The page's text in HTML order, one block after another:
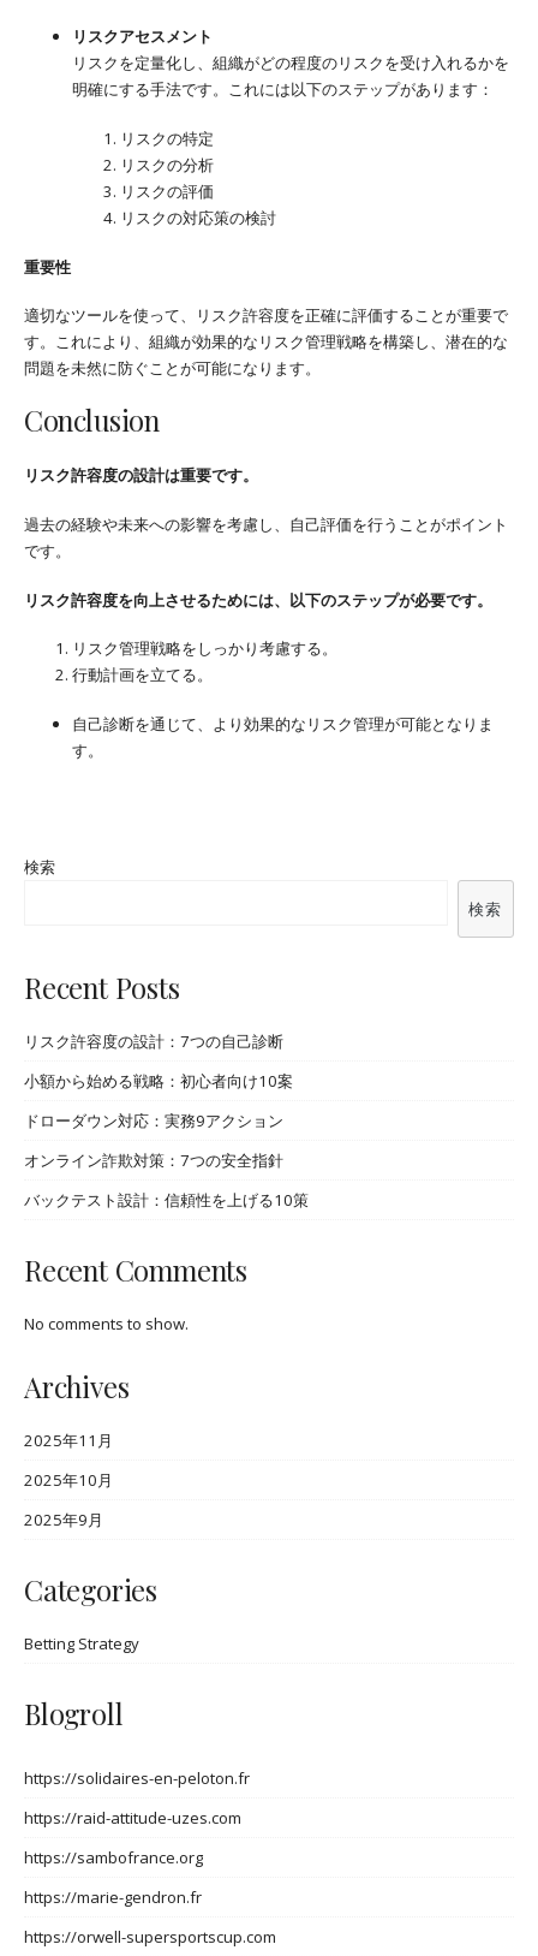
リスクアセスメント
リスクを定量化し、組織がどの程度のリスクを受け入れるかを
明確にする手法です。これには以下のステップがあります：
リスクの特定
リスクの分析
リスクの評価
リスクの対応策の検討
重要性
適切なツールを使って、リスク許容度を正確に評価することが重要で
す。これにより、組織が効果的なリスク管理戦略を構築し、潜在的な
問題を未然に防ぐことが可能になります。
Conclusion
リスク許容度の設計は重要です。
過去の経験や未来への影響を考慮し、自己評価を行うことがポイント
です。
リスク許容度を向上させるためには、以下のステップが必要です。
リスク管理戦略をしっかり考慮する。
行動計画を立てる。
自己診断を通じて、より効果的なリスク管理が可能となりま
す。
検索
検索
Recent Posts
リスク許容度の設計：7つの自己診断
小額から始める戦略：初心者向け10案
ドローダウン対応：実務9アクション
オンライン詐欺対策：7つの安全指針
バックテスト設計：信頼性を上げる10策
Recent Comments
No comments to show.
Archives
2025年11月
2025年10月
2025年9月
Categories
Betting Strategy
Blogroll
https://solidaires-en-peloton.fr
https://raid-attitude-uzes.com
https://sambofrance.org
https://marie-gendron.fr
https://orwell-supersportscup.com